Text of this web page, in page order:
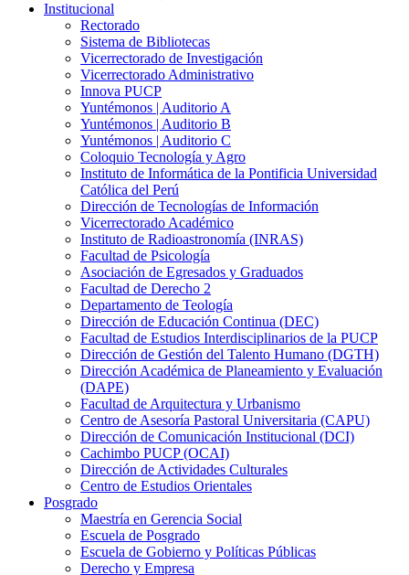
Institucional
Rectorado
Sistema de Bibliotecas
Vicerrectorado de Investigación
Vicerrectorado Administrativo
Innova PUCP
Yuntémonos | Auditorio A
Yuntémonos | Auditorio B
Yuntémonos | Auditorio C
Coloquio Tecnología y Agro
Instituto de Informática de la Pontificia Universidad
Católica del Perú
Dirección de Tecnologías de Información
Vicerrectorado Académico
Instituto de Radioastronomía (INRAS)
Facultad de Psicología
Asociación de Egresados y Graduados
Facultad de Derecho 2
Departamento de Teología
Dirección de Educación Continua (DEC)
Facultad de Estudios Interdisciplinarios de la PUCP
Dirección de Gestión del Talento Humano (DGTH)
Dirección Académica de Planeamiento y Evaluación
(DAPE)
Facultad de Arquitectura y Urbanismo
Centro de Asesoría Pastoral Universitaria (CAPU)
Dirección de Comunicación Institucional (DCI)
Cachimbo PUCP (OCAI)
Dirección de Actividades Culturales
Centro de Estudios Orientales
Posgrado
Maestría en Gerencia Social
Escuela de Posgrado
Escuela de Gobierno y Políticas Públicas
Derecho y Empresa